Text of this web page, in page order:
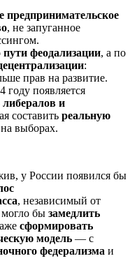
предпринимательское
, не запуганное
пути феодализации, а по
:
прав на развитие.
году появляется
и
составить реальную
на выборах.
у России появился бы
, независимый от
могло бы замедлить
сформировать
модель — с
федерализма и